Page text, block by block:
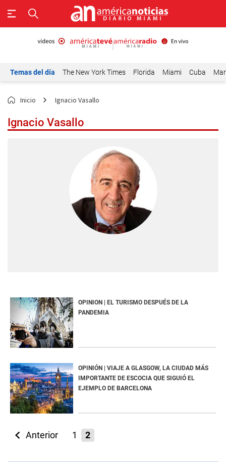
Temas del día The New York Times Florida Miami Cuba
Inicio Ignacio Vasallo
Ignacio Vasallo
OPINION | EL TURISMO DESPUÉS DE LA
PANDEMIA
OPINIÓN | VIAJE A GLASGOW, LA CIUDAD MÁS
IMPORTANTE DE ESCOCIA QUE SIGUIÓ EL
EJEMPLO DE BARCELONA
Anterior 1 2